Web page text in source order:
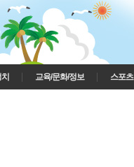
교육/문화/정보 스포츠